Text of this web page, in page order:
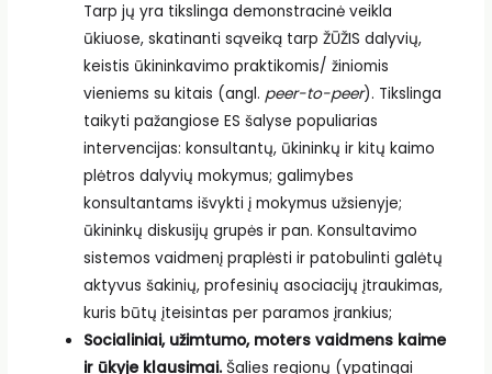
Tarp jų yra tikslinga demonstracinė veikla
ūkiuose, skatinanti sąveiką tarp ŽŪŽIS dalyvių,
keistis ūkininkavimo praktikomis/ žiniomis
vieniems su kitais (angl. peer-to-peer). Tikslinga
taikyti pažangiose ES šalyse populiarias
intervencijas: konsultantų, ūkininkų ir kitų kaimo
plėtros dalyvių mokymus; galimybes
konsultantams išvykti į mokymus užsienyje;
ūkininkų diskusijų grupės ir pan. Konsultavimo
sistemos vaidmenį praplėsti ir patobulinti galėtų
aktyvus šakinių, profesinių asociacijų įtraukimas,
kuris būtų įteisintas per paramos įrankius;
Socialiniai, užimtumo, moters vaidmens kaime
ir ūkyje klausimai. Šalies regionų (ypatingai